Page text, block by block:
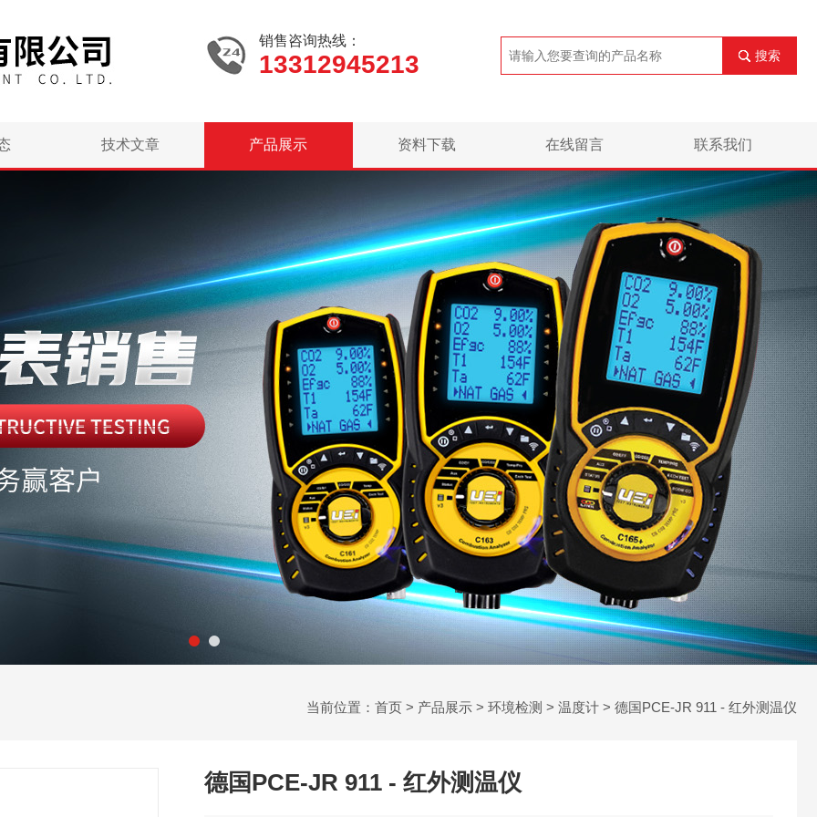
销售咨询热线：
13312945213 搜索
技术文章 产品展示 资料下载 在线留言 联系我们
当前位置： 首页 > 产品展示 > 环境检测 > 温度计 > 德国PCE-JR 911 - 红外测温仪
德国PCE-JR 911 - 红外测温仪